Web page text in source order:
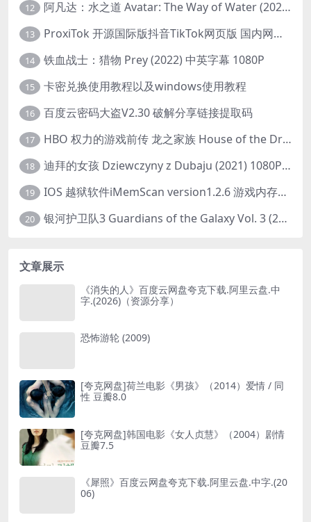
12 阿凡达：水之道 Avatar: The Way of Water (2022) 1080p 2k 4k 中文字幕
13 ProxiTok 开源国际版抖音TikTok网页版 国内网络直连
14 铁血战士：猎物 Prey (2022) 中英字幕 1080P
15 卡密兑换使用教程以及windows使用教程
16 百度云密码大盗V2.30 破解分享链接提取码
17 HBO 权力的游戏前传 龙之家族 House of the Dragon (2022) 中字 1080P 更新4集
18 迪拜的女孩 Dziewczyny z Dubaju (2021) 1080P 中字
19 IOS 越狱软件iMemScan version1.2.6 游戏内存修改器
20 银河护卫队3 Guardians of the Galaxy Vol. 3 (2023)4K高清资源1080p只分享精品
文章展示
《消失的人》百度云网盘夸克下载.阿里云盘.中
字.(2026)（资源分享）
恐怖游轮 (2009)
[夸克网盘]荷兰电影《男孩》（2014）爱情 / 同
性 豆瓣8.0
[夸克网盘]韩国电影《女人贞慧》（2004）剧情
豆瓣7.5
《犀照》百度云网盘夸克下载.阿里云盘.中字.(20
06)